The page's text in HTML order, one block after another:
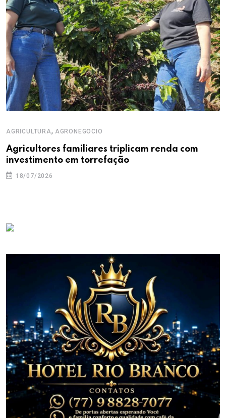
AGRICULTURA, AGRONEGOCIO
Agricultores familiares triplicam renda com
investimento em torrefação
18/07/2026